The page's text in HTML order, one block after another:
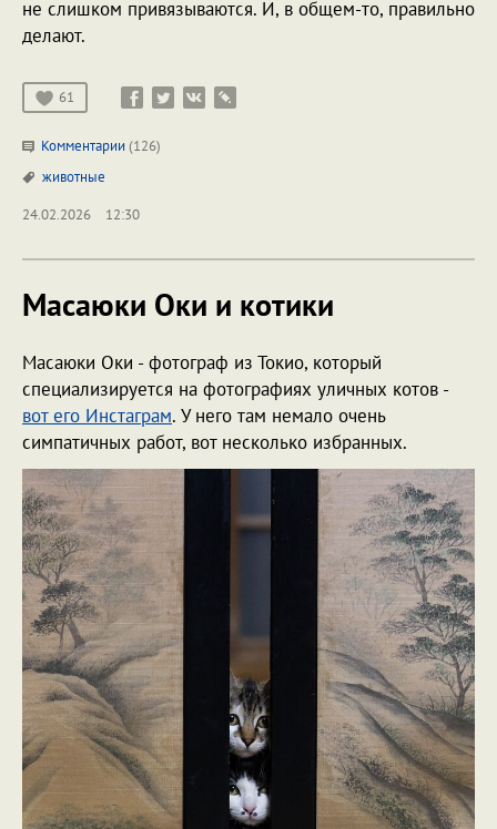
не слишком привязываются. И, в общем-то, правильно
делают.
61
Комментарии (126)
животные
24.02.2026
12:30
Масаюки Оки и котики
Масаюки Оки - фотограф из Токио, который
специализируется на фотографиях уличных котов -
вот его Инстаграм. У него там немало очень
симпатичных работ, вот несколько избранных.